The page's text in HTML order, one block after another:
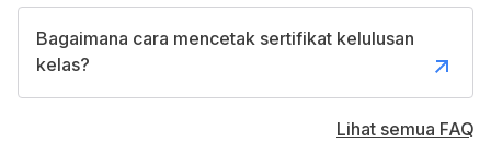
Bagaimana cara mencetak sertifikat kelulusan
kelas?
Lihat semua FAQ